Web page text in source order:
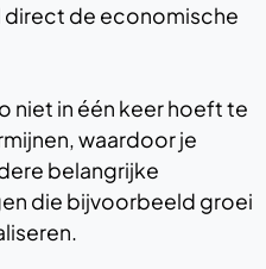
direct de economische
niet in één keer hoeft te
waardoor je
belangrijke
die bijvoorbeeld groei